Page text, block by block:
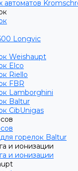
автоматов
Longvic
Weishaupt
Elco
Riello
FBR
Lamborghini
Baltur
CibUnigas
горелок Baltur
и ионизации
и ионизации